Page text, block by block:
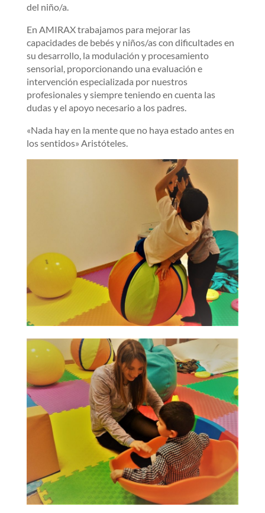
del niño/a.
En AMIRAX trabajamos para mejorar las
capacidades de bebés y niños/as con dificultades en
su desarrollo, la modulación y procesamiento
sensorial, proporcionando una evaluación e
intervención especializada por nuestros
profesionales y siempre teniendo en cuenta las
dudas y el apoyo necesario a los padres.
«Nada hay en la mente que no haya estado antes en
los sentidos» Aristóteles.